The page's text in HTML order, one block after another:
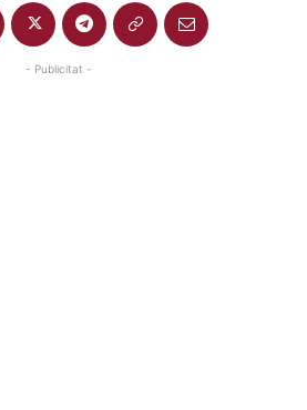
- Publicitat -